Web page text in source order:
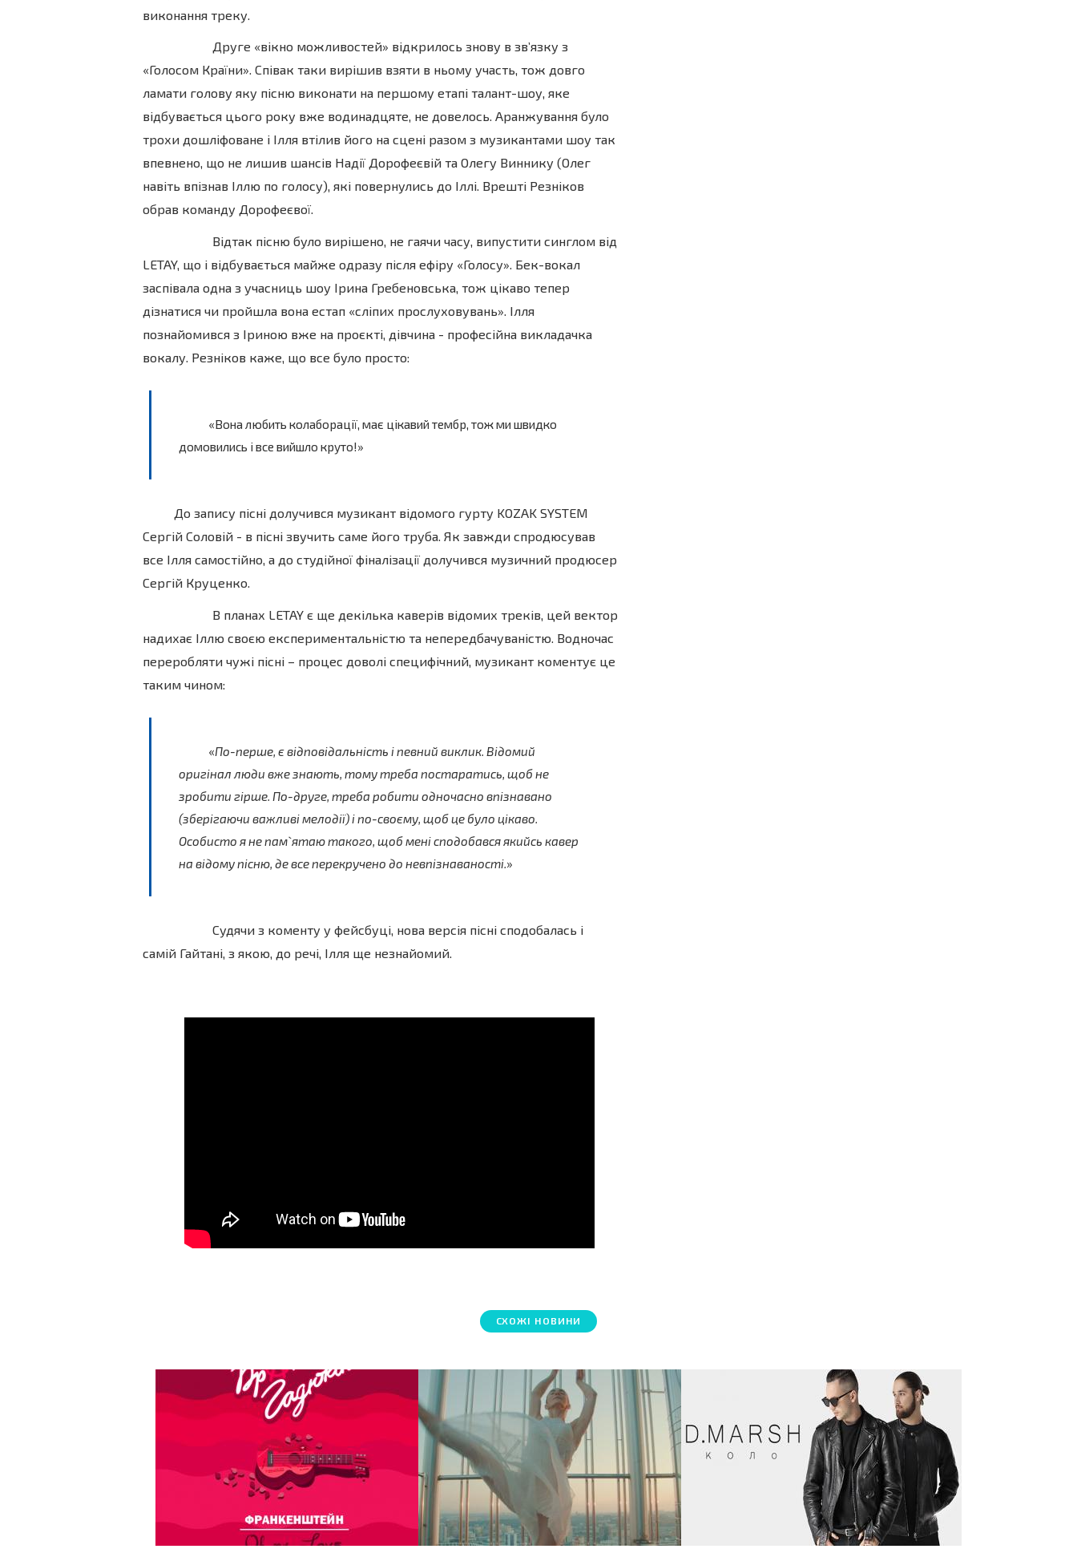
виконання треку.
Друге «вікно можливостей» відкрилось знову в зв’язку з
«Голосом Країни». Співак таки вирішив взяти в ньому участь, тож довго
ламати голову яку пісню виконати на першому етапі талант-шоу, яке
відбувається цього року вже водинадцяте, не довелось. Аранжування було
трохи дошліфоване і Ілля втілив його на сцені разом з музикантами шоу так
впевнено, що не лишив шансів Надії Дорофеєвій та Олегу Виннику (Олег
навіть впізнав Іллю по голосу), які повернулись до Іллі. Врешті Резніков
обрав команду Дорофеєвої.
Відтак пісню було вирішено, не гаячи часу, випустити синглом від
LETAY, що і відбувається майже одразу після ефіру «Голосу». Бек-вокал
заспівала одна з учасниць шоу Ірина Гребеновська, тож цікаво тепер
дізнатися чи пройшла вона естап «сліпих прослуховувань». Ілля
познайомився з Іриною вже на проєкті, дівчина - професійна викладачка
вокалу. Резніков каже, що все було просто:
«Вона любить колаборації, має цікавий тембр, тож ми швидко
домовились і все вийшло круто!»
До запису пісні долучився музикант відомого гурту KOZAK SYSTEM
Сергій Соловій - в пісні звучить саме його труба. Як завжди спродюсував
все Ілля самостійно, а до студійної фіналізації долучився музичний продюсер
Сергій Круценко.
В планах LETAY є ще декілька каверів відомих треків, цей вектор
надихає Іллю своєю експериментальністю та непередбачуваністю. Водночас
переробляти чужі пісні – процес доволі специфічний, музикант коментує це
таким чином:
«По-перше, є відповідальність і певний виклик. Відомий
оригінал люди вже знають, тому треба постаратись, щоб не
зробити гірше. По-друге, треба робити одночасно впізнавано
(зберігаючи важливі мелодії) і по-своєму, щоб це було цікаво.
Особисто я не пам`ятаю такого, щоб мені сподобався якийсь кавер
на відому пісню, де все перекручено до невпізнаваності. »
Судячи з коменту у фейсбуці, нова версія пісні сподобалась і
самій Гайтані, з якою, до речі, Ілля ще незнайомий.
СХОЖІ НОВИНИ